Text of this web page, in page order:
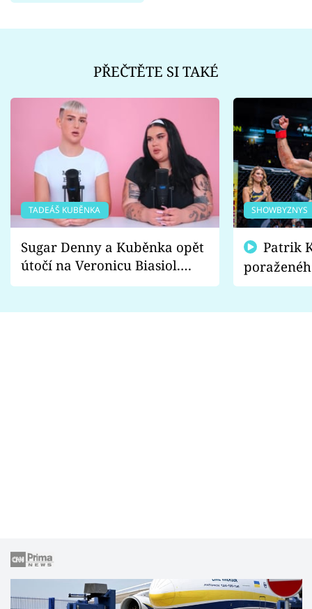
PŘEČTĚTE SI TAKÉ
TADEÁŠ KUBĚNKA
Sugar Denny a Kuběnka opět
útočí na Veronicu Biasiol.
Proč je podle nich falešná a
SHOWBYZNYS
fanoušci